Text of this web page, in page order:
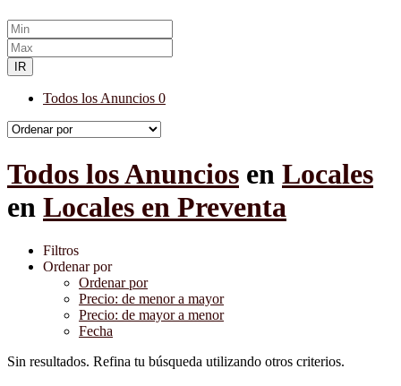
IR
Todos los Anuncios 0
Todos los Anuncios en Locales
en Locales en Preventa
Filtros
Ordenar por
Ordenar por
Precio: de menor a mayor
Precio: de mayor a menor
Fecha
Sin resultados. Refina tu búsqueda utilizando otros criterios.